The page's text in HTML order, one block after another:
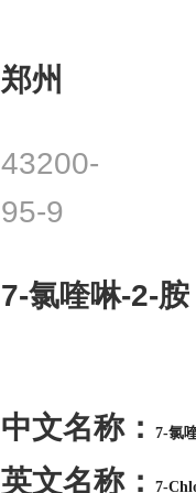
郑州
43200-
95-9
7-氯喹啉-2-
中文名称： 7-氯
英文名称： 7-